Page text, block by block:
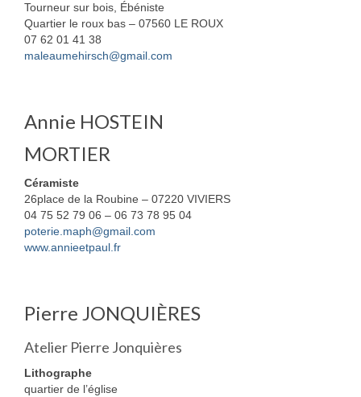
Tourneur sur bois, Ébéniste
Quartier le roux bas – 07560 LE ROUX
07 62 01 41 38
maleaumehirsch@gmail.com
Annie HOSTEIN
MORTIER
Céramiste
26place de la Roubine – 07220 VIVIERS
04 75 52 79 06 – 06 73 78 95 04
poterie.maph@gmail.com
www.annieetpaul.fr
Pierre JONQUIÈRES
Atelier Pierre Jonquières
Lithographe
quartier de l’église